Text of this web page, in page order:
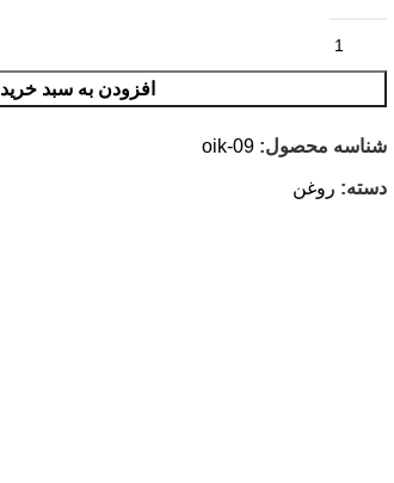
افزودن به سبد خرید
شناسه محصول:oik-09
دسته: روغن